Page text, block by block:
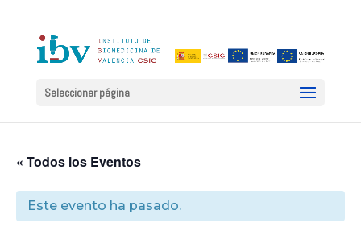
Seleccionar página
« Todos los Eventos
Este evento ha pasado.